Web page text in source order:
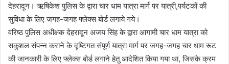
देहरादून। ऋषिकेश पुलिस के द्वारा चार धाम यात्रा मार्ग पर यात्री,पर्यटकों की
सुविधा के लिए जगह-जगह फ्लेक्स बोर्ड लगाये गये।
वरिष्ठ पुलिस अधीक्षक देहरादून अजय सिंह के द्वारा आगामी चार धाम यात्रा को
सकुशल संपन्न कराने के दृष्टिगत संपूर्ण यात्रा मार्ग पर जगह-जगह चार धाम रूट
की जानकारी के लिए फ्लेक्स बोर्ड लगाने हेतु आदेशित किया गया था, जिसके क्रम